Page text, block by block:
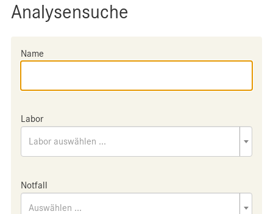
Analysensuche
Name
Labor
Labor auswählen ...
Notfall
Auswählen ...